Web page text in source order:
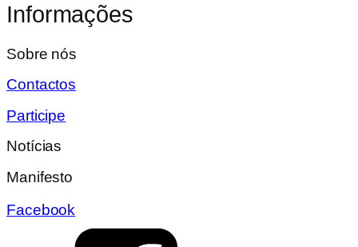
Informações
Sobre nós
Contactos
Participe
Notícias
Manifesto
Facebook